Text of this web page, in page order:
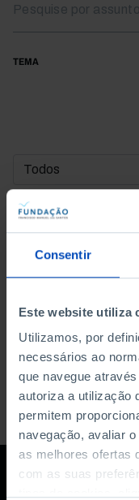
Consentir
Este website utiliza
Utilizamos, por
necessários ao
que navegue
autoriza a utilização
permitem
navegação, avaliar
as melhores ofertas
com as suas
TEMA
DATA DE INÍCIO
DATA DE FIM